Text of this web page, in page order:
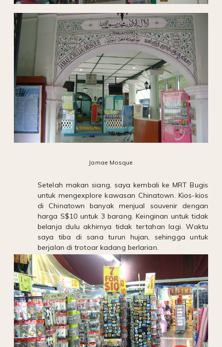
Jamae Mosque
Setelah makan siang, saya kembali ke MRT Bugis
untuk mengexplore kawasan Chinatown.Kios-kios
di Chinatown banyak menjual souvenir dengan
harga S$10 untuk 3 barang. Keinginan untuk tidak
belanja dulu akhirnya tidak tertahan lagi. Waktu
saya tiba di sana turun hujan, sehingga untuk
berjalan di trotoar kadang berlarian.